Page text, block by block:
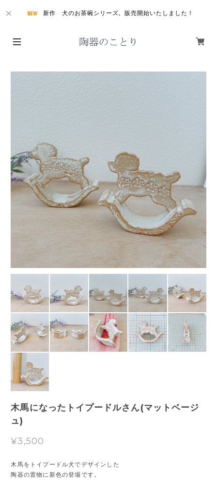
新作 犬のお茶碗シリーズ。販売開始いたしました！
木馬になったトイプードルさん(マットベージ
ュ)
¥3,500
木馬をトイプードル犬でデザインした
陶器の置物に新色の登場です。